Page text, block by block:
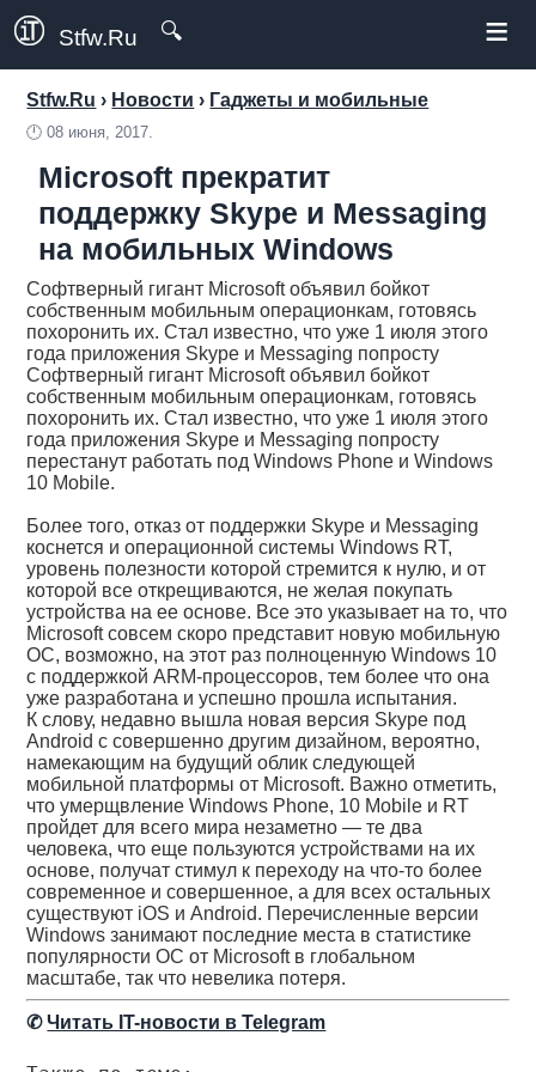
Stfw.Ru 🔍 ≡
Stfw.Ru › Новости › Гаджеты и мобильные
🕛08 июня, 2017.
Microsoft прекратит
поддержку Skype и Messaging
на мобильных Windows
Софтверный гигант Microsoft объявил бойкот
собственным мобильным операционкам, готовясь
похоронить их. Стал известно, что уже 1 июля этого
года приложения Skype и Messaging попросту
Софтверный гигант Microsoft объявил бойкот
собственным мобильным операционкам, готовясь
похоронить их. Стал известно, что уже 1 июля этого
года приложения Skype и Messaging попросту
перестанут работать под Windows Phone и Windows
10 Mobile.
Более того, отказ от поддержки Skype и Messaging
коснется и операционной системы Windows RT,
уровень полезности которой стремится к нулю, и от
которой все открещиваются, не желая покупать
устройства на ее основе. Все это указывает на то, что
Microsoft совсем скоро представит новую мобильную
ОС, возможно, на этот раз полноценную Windows 10
с поддержкой ARM-процессоров, тем более что она
уже разработана и успешно прошла испытания.
К слову, недавно вышла новая версия Skype под
Android с совершенно другим дизайном, вероятно,
намекающим на будущий облик следующей
мобильной платформы от Microsoft. Важно отметить,
что умерщвление Windows Phone, 10 Mobile и RT
пройдет для всего мира незаметно — те два
человека, что еще пользуются устройствами на их
основе, получат стимул к переходу на что-то более
современное и совершенное, а для всех остальных
существуют iOS и Android. Перечисленные версии
Windows занимают последние места в статистике
популярности ОС от Microsoft в глобальном
масштабе, так что невелика потеря.
✆Читать IT-новости в Telegram